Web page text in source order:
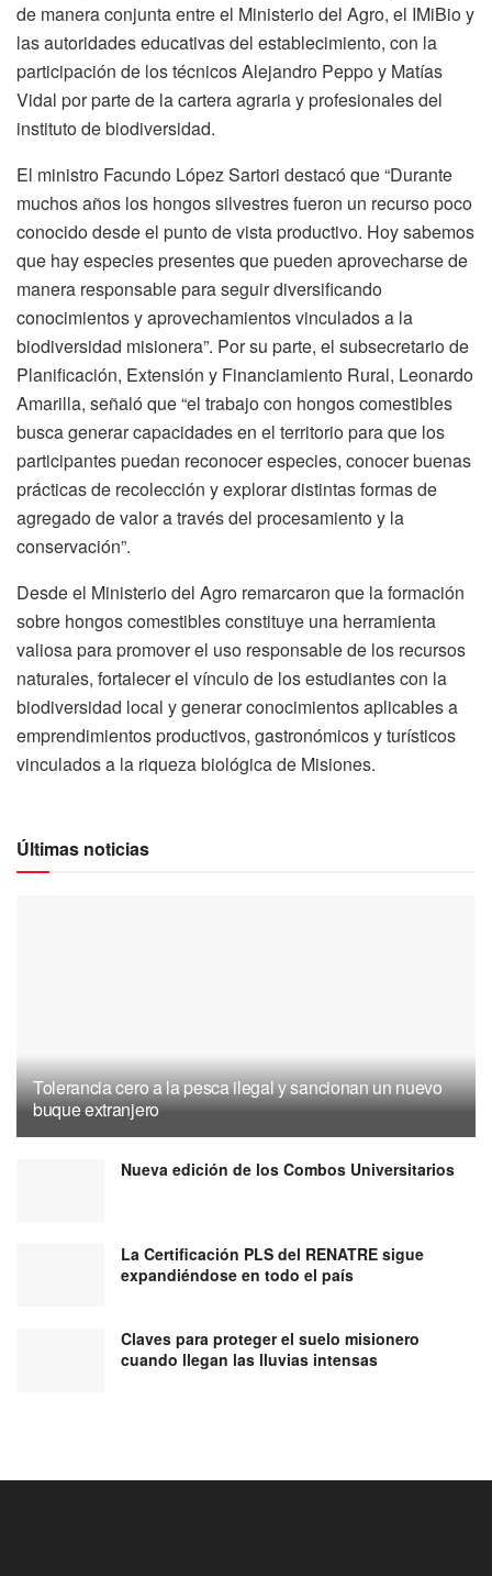
de manera conjunta entre el Ministerio del Agro, el IMiBio y
las autoridades educativas del establecimiento, con la
participación de los técnicos Alejandro Peppo y Matías
Vidal por parte de la cartera agraria y profesionales del
instituto de biodiversidad.
El ministro Facundo López Sartori destacó que “Durante
muchos años los hongos silvestres fueron un recurso poco
conocido desde el punto de vista productivo. Hoy sabemos
que hay especies presentes que pueden aprovecharse de
manera responsable para seguir diversificando
conocimientos y aprovechamientos vinculados a la
biodiversidad misionera”. Por su parte, el subsecretario de
Planificación, Extensión y Financiamiento Rural, Leonardo
Amarilla, señaló que “el trabajo con hongos comestibles
busca generar capacidades en el territorio para que los
participantes puedan reconocer especies, conocer buenas
prácticas de recolección y explorar distintas formas de
agregado de valor a través del procesamiento y la
conservación”.
Desde el Ministerio del Agro remarcaron que la formación
sobre hongos comestibles constituye una herramienta
valiosa para promover el uso responsable de los recursos
naturales, fortalecer el vínculo de los estudiantes con la
biodiversidad local y generar conocimientos aplicables a
emprendimientos productivos, gastronómicos y turísticos
vinculados a la riqueza biológica de Misiones.
Últimas noticias
Tolerancia cero a la pesca ilegal y sancionan un nuevo
buque extranjero
Nueva edición de los Combos Universitarios
La Certificación PLS del RENATRE sigue
expandiéndose en todo el país
Claves para proteger el suelo misionero
cuando llegan las lluvias intensas